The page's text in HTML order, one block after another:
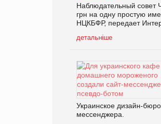
Наблюдательный совет
грн на одну простую
НЦКБФР, передает
детальніше
Украинское дизайн-
мессенджера.